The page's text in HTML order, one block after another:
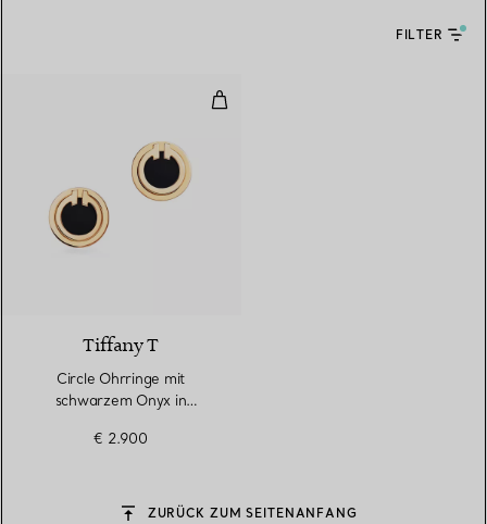
FILTER
Circle Ohrringe mit schwarzem
Tiffany T
Circle Ohrringe mit
schwarzem Onyx in
€ 2.900
ZURÜCK ZUM SEITENANFANG